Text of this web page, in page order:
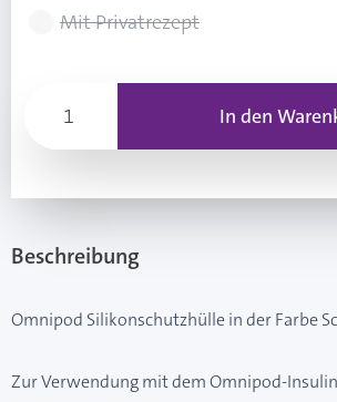
Mit Privatrezept
In den
Beschreibung
Omnipod Silikonschutzhülle in der Farbe
Zur Verwendung mit dem Omnipod-